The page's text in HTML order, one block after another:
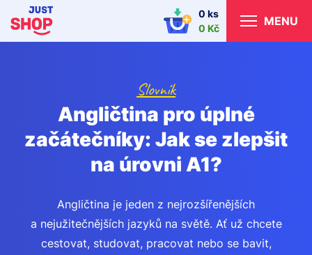
0 ks
0 Kč
MENU
Slovník
Angličtina pro úplné
začátečníky: Jak se zlepšit
na úrovni A1?
Angličtina je jeden z nejrozšířenějších
a nejužitečnějších jazyků na světě. Ať už chcete
cestovat, studovat, pracovat nebo se bavit,